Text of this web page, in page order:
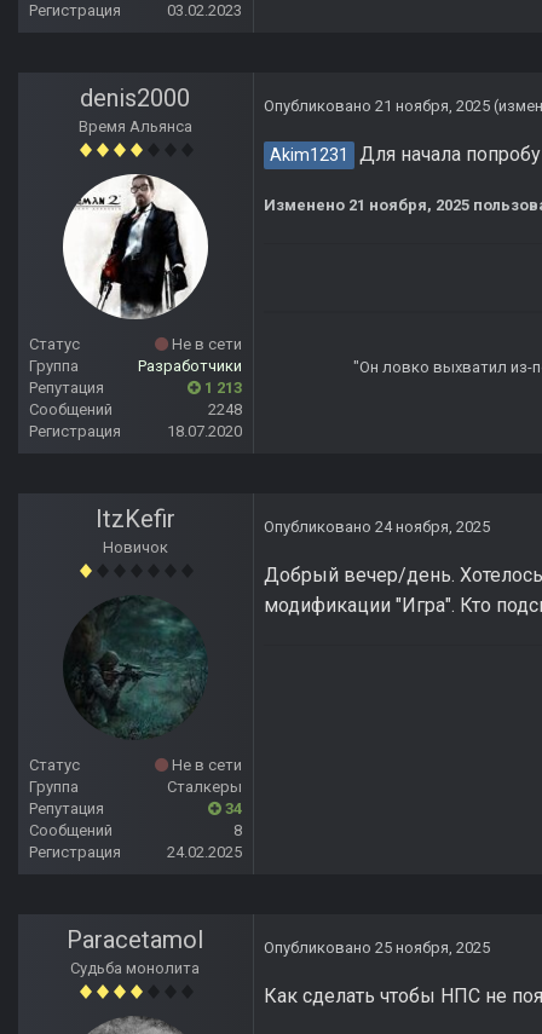
Регистрация
03.02.2023
denis2000
Время Альянса
Статус
Не в сети
Группа
Разработчики
Репутация
1 213
Сообщений
2248
Регистрация
18.07.2020
Опубликовано 21 ноября, 2025
Akim1231 Для начала
Изменено 21 ноября, 2025
"Он ловко выхватил из-
ItzKefir
Новичок
Статус
Не в сети
Группа
Сталкеры
Репутация
34
Сообщений
8
Регистрация
24.02.2025
Опубликовано 24 ноября, 2025
Добрый вечер/день.
модификации "Игра". Кто
Paracetamol
Судьба монолита
Опубликовано 25 ноября, 2025
Как сделать чтобы НПС не